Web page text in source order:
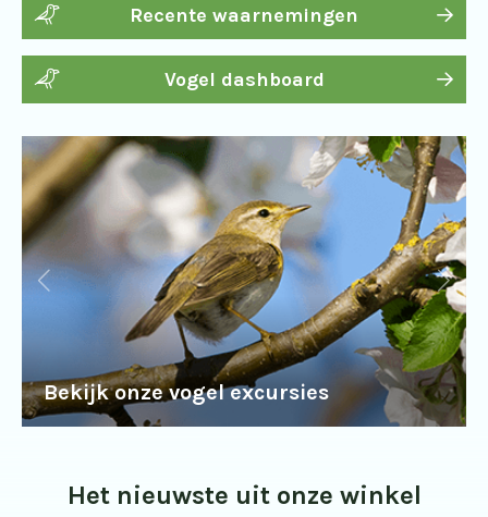
Recente waarnemingen
Vogel dashboard
Bekijk onze vogel excursies
Het nieuwste uit onze winkel